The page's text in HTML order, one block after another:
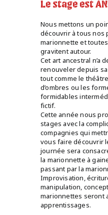
Le stage est
Nous mettons un
découvrir à tous nos
marionnette et
gravitent autour.
Cet art ancestral n’a
renouveler depuis
tout comme le
d’ombres ou les
formidables
fictif.
Cette année nous
stages avec la
compagnies qui
vous faire découvrir
journée sera
la marionnette à
passant par la
Improvisation,
manipulation,
marionnettes seront
apprentissages.